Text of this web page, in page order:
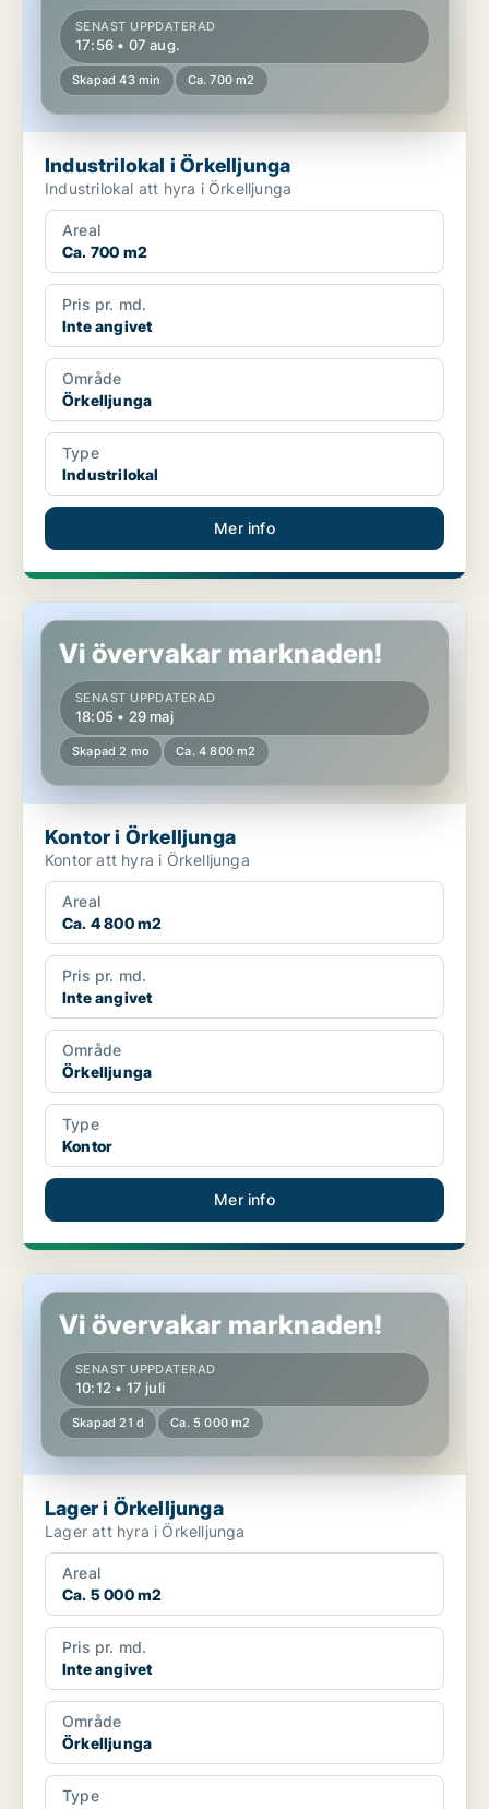
SENAST UPPDATERAD
17:56 • 07 aug.
Skapad 43 min Ca. 700 m2
Industrilokal i Örkelljunga
Industrilokal att hyra i Örkelljunga
Areal
Ca. 700 m2
Pris pr. md.
Inte angivet
Område
Örkelljunga
Type
Industrilokal
Mer info
Kontor i Örkelljunga
Vi övervakar marknaden!
SENAST UPPDATERAD
18:05 • 29 maj
Skapad 2 mo Ca. 4 800 m2
Kontor i Örkelljunga
Kontor att hyra i Örkelljunga
Areal
Ca. 4 800 m2
Pris pr. md.
Inte angivet
Område
Örkelljunga
Type
Kontor
Mer info
Lager i Örkelljunga
Vi övervakar marknaden!
SENAST UPPDATERAD
10:12 • 17 juli
Skapad 21 d Ca. 5 000 m2
Lager i Örkelljunga
Lager att hyra i Örkelljunga
Areal
Ca. 5 000 m2
Pris pr. md.
Inte angivet
Område
Örkelljunga
Type